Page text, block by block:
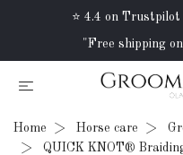
⭐ 4.4 on Trustpilot
"Free shipping
Home Horse care
QUICK KNOT®